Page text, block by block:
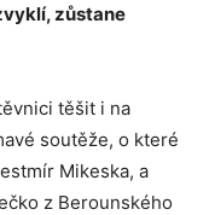
zůstane
těšit i na
soutěže, o které
Mikeska, a
z Berounského